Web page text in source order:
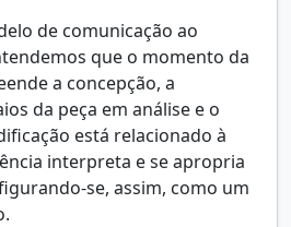
de comunicação ao
que o momento da
a concepção, a
da peça em análise e o
está relacionado à
interpreta e se apropria
se, assim, como um